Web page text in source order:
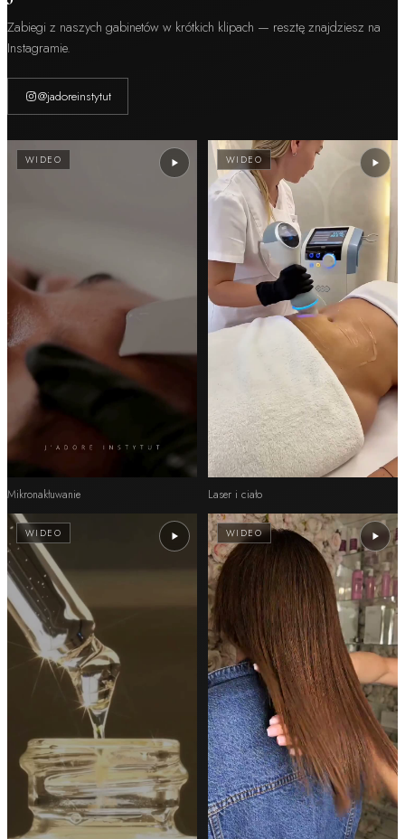
Zabiegi z naszych gabinetów w krótkich klipach — resztę znajdziesz na
Instagramie.
@jadoreinstytut
WIDEO
Mikronakłuwanie
WIDEO
Laser i ciało
WIDEO WIDEO